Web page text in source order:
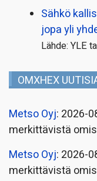
Sähkö
jopa yli
Lähde: YLE
OMXHEX
Metso Oyj: 2026-
merkittävistä
Metso Oyj: 2026-
merkittävistä